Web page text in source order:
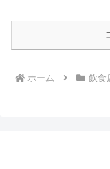
ホーム 飲食